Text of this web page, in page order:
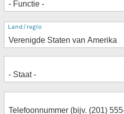
Adres
Land/regio